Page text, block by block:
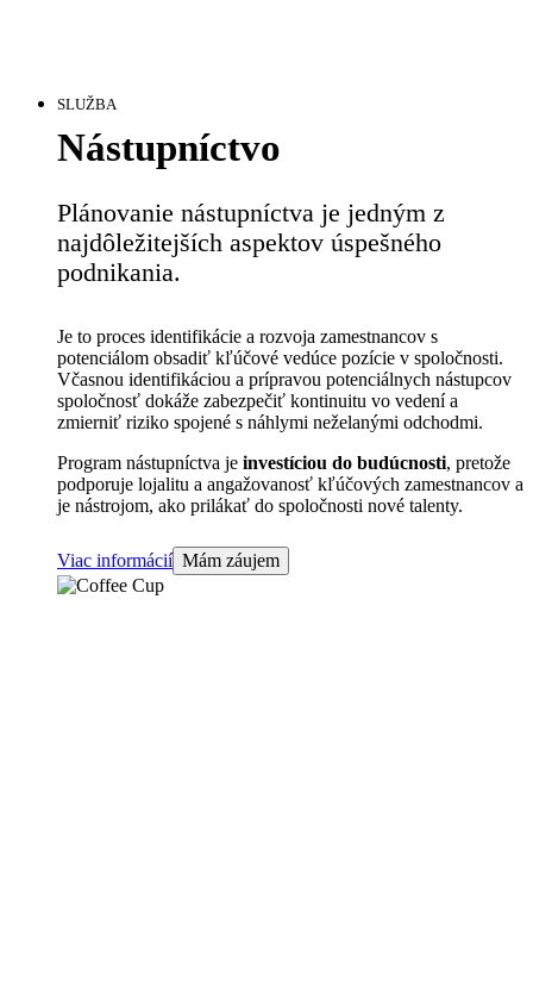
SLUŽBA
Nástupníctvo
Plánovanie nástupníctva je jedným z
najdôležitejších aspektov úspešného
podnikania.
Je to proces identifikácie a rozvoja zamestnancov s
potenciálom obsadiť kľúčové vedúce pozície v spoločnosti.
Včasnou identifikáciou a prípravou potenciálnych nástupcov
spoločnosť dokáže zabezpečiť kontinuitu vo vedení a
zmierniť riziko spojené s náhlymi neželanými odchodmi.
Program nástupníctva je investíciou do budúcnosti, pretože
podporuje lojalitu a angažovanosť kľúčových zamestnancov a
je nástrojom, ako prilákať do spoločnosti nové talenty.
Viac informácií Mám záujem